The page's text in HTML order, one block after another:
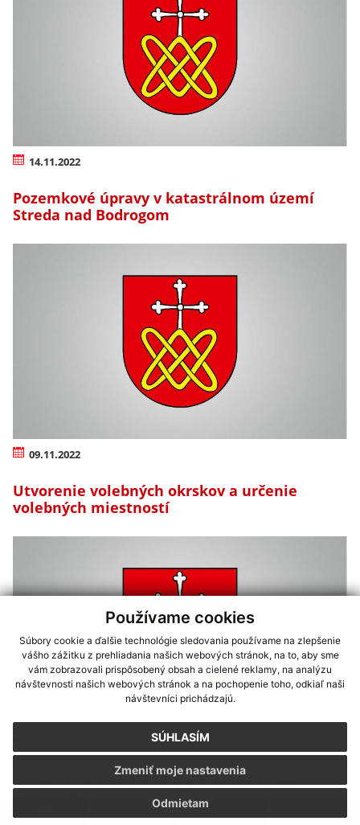
Používame cookies
Súbory cookie a ďalšie technológie sledovania používame na zlepšenie
vášho zážitku z prehliadania našich webových stránok, na to, aby sme
vám zobrazovali prispôsobený obsah a cielené reklamy, na analýzu
návštevnosti našich webových stránok a na pochopenie toho, odkiaľ naši
návštevníci prichádzajú.
SÚHLASÍM
Odmietam
Zmeniť moje nastavenia
14.11.2022
Pozemkové úpravy v katastrálnom území
Streda nad Bodrogom
09.11.2022
Utvorenie volebných okrskov a určenie
volebných miestností
Informácia o podmienkach práva hlasovať v